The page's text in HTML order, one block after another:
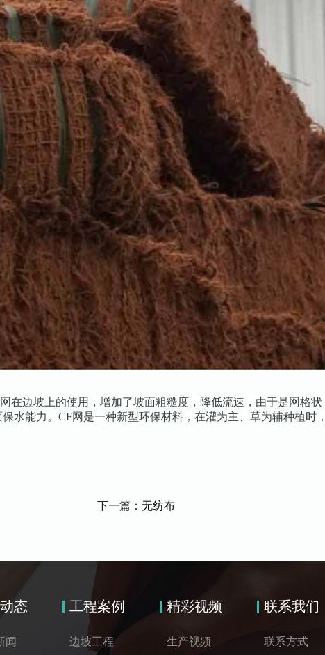
边坡上的使用，增加了坡面粗糙度，降低流速，由于是网格
水能力。CF网是一种新型环保材料，在灌为主、草为辅种植时
下一篇： 无纺布
态
闻
工程案例
边坡工程
精彩视频
生产视频
联系我们
联系方式